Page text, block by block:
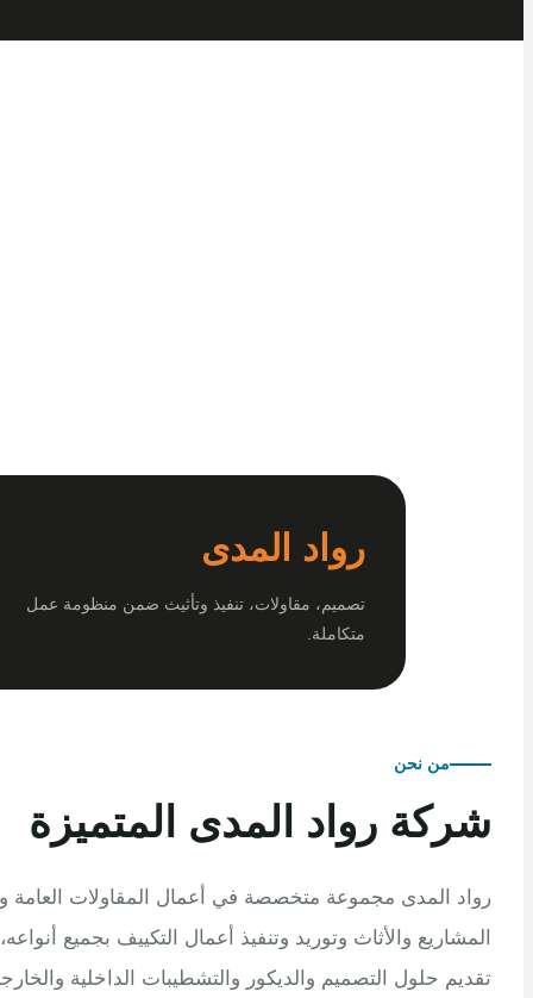
رواد المدى
تصميم، مقاولات، تنفيذ وتأثيث ضمن منظومة عمل
من نحن
رواد المدى المتميزة
المدى مجموعة متخصصة في أعمال المقاولات العامة وتنفيذ
والأثاث وتوريد وتنفيذ أعمال التكييف بجميع أنواعه، مع
حلول التصميم والديكور والتشطيبات الداخلية والخارجية.